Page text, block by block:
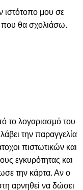
ιστότοπο μου σε
που θα σχολιάσω.
το λογαριασμό του
λάβει την παραγγελία
πιστωτικών και
εγκυρότητας και
την κάρτα. Αν ο
αρνηθεί να δώσει